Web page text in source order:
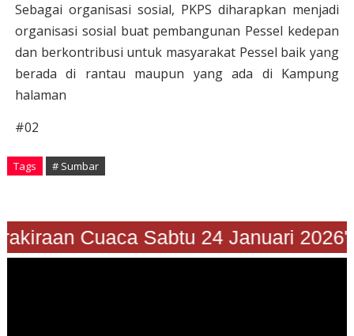
Sebagai organisasi sosial, PKPS diharapkan menjadi
organisasi sosial buat pembangunan Pessel kedepan
dan berkontribusi untuk masyarakat Pessel baik yang
berada di rantau maupun yang ada di Kampung
halaman
#02
Tags # Sumbar
Cuaca Sabtu 24 Januari 2026"